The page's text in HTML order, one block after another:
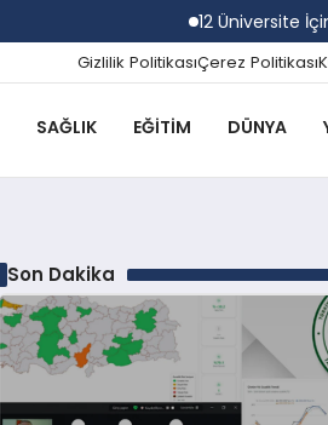
12 Üniversite İçin
Gizlilik PolitikasıÇerez Politikası
SAĞLIK EĞITIM DÜNYA
Son Dakika